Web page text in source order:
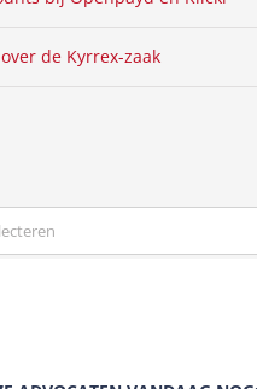
de Kyrrex-zaak